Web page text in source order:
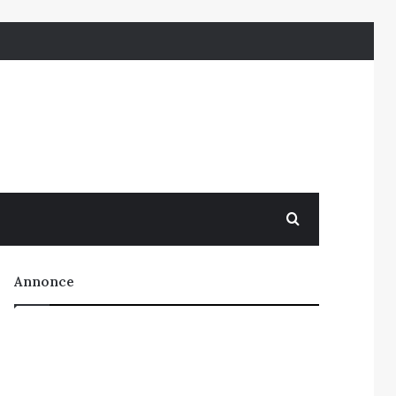
Søg efter
Annonce